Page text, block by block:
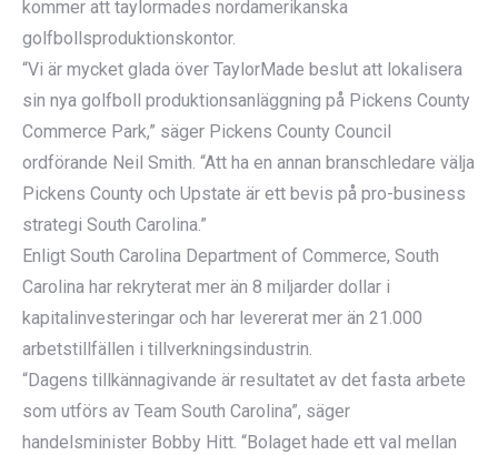
kommer att taylormades nordamerikanska
golfbollsproduktionskontor.
“Vi är mycket glada över TaylorMade beslut att lokalisera
sin nya golfboll produktionsanläggning på Pickens County
Commerce Park,” säger Pickens County Council
ordförande Neil Smith. “Att ha en annan branschledare välja
Pickens County och Upstate är ett bevis på pro-business
strategi South Carolina.”
Enligt South Carolina Department of Commerce, South
Carolina har rekryterat mer än 8 miljarder dollar i
kapitalinvesteringar och har levererat mer än 21.000
arbetstillfällen i tillverkningsindustrin.
“Dagens tillkännagivande är resultatet av det fasta arbete
som utförs av Team South Carolina”, säger
handelsminister Bobby Hitt. “Bolaget hade ett val mellan